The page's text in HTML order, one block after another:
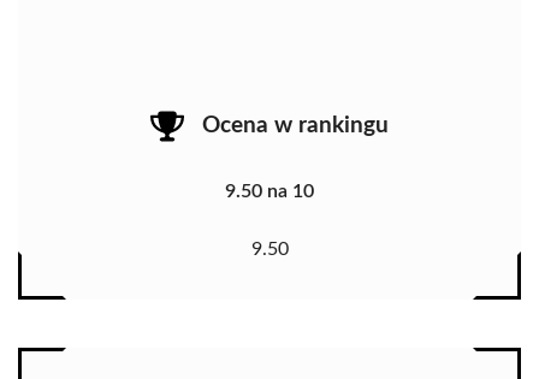
Ocena w rankingu
9.50 na 10
9.50